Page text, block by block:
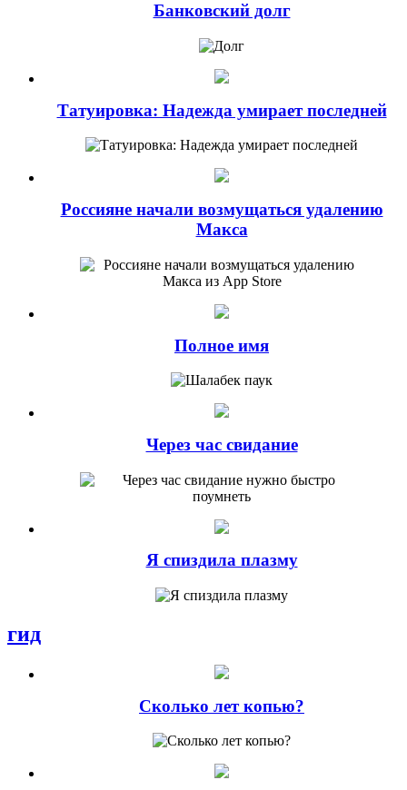
Банковский долг
Татуировка: Надежда умирает последней
Россияне начали возмущаться удалению
Макса
Полное имя
Через час свидание
Я спиздила плазму
гид
Сколько лет копью?